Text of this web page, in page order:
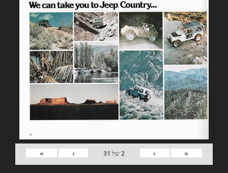
«
‹
2של 31
›
»